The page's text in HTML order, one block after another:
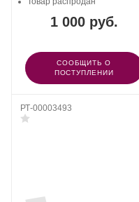
1 000 руб.
СООБЩИТЬ О
ПОСТУПЛЕНИИ
РТ-00003493